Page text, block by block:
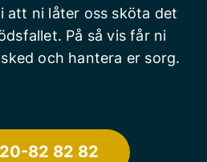
att ni låter oss sköta det
På så vis får ni
och hantera er sorg.
82 82 82